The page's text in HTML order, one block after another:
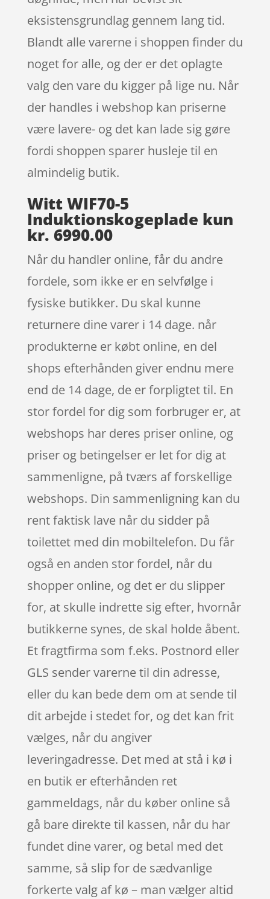
eksistensgrundlag gennem lang tid.
Blandt alle varerne i shoppen finder du
noget for alle, og der er det oplagte
valg den vare du kigger på lige nu. Når
der handles i webshop kan priserne
være lavere- og det kan lade sig gøre
fordi shoppen sparer husleje til en
almindelig butik.
Witt WIF70-5
Induktionskogeplade kun
kr. 6990.00
Når du handler online, får du andre
fordele, som ikke er en selvfølge i
fysiske butikker. Du skal kunne
returnere dine varer i 14 dage. når
produkterne er købt online, en del
shops efterhånden giver endnu mere
end de 14 dage, de er forpligtet til. En
stor fordel for dig som forbruger er, at
webshops har deres priser online, og
priser og betingelser er let for dig at
sammenligne, på tværs af forskellige
webshops. Din sammenligning kan du
rent faktisk lave når du sidder på
toilettet med din mobiltelefon. Du får
også en anden stor fordel, når du
shopper online, og det er du slipper
for, at skulle indrette sig efter, hvornår
butikkerne synes, de skal holde åbent.
Et fragtfirma som f.eks. Postnord eller
GLS sender varerne til din adresse,
eller du kan bede dem om at sende til
dit arbejde i stedet for, og det kan frit
vælges, når du angiver
leveringadresse. Det med at stå i kø i
en butik er efterhånden ret
gammeldags, når du køber online så
gå bare direkte til kassen, når du har
fundet dine varer, og betal med det
samme, så slip for de sædvanlige
forkerte valg af kø – man vælger altid